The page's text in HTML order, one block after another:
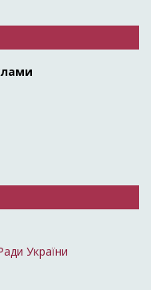
України